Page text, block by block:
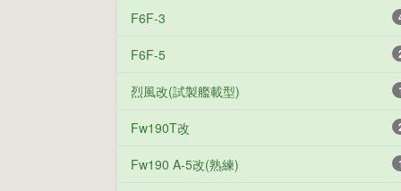
F6F-3
F6F-5
烈風改(試製艦載型)
Fw190T改
Fw190 A-5改(熟練)